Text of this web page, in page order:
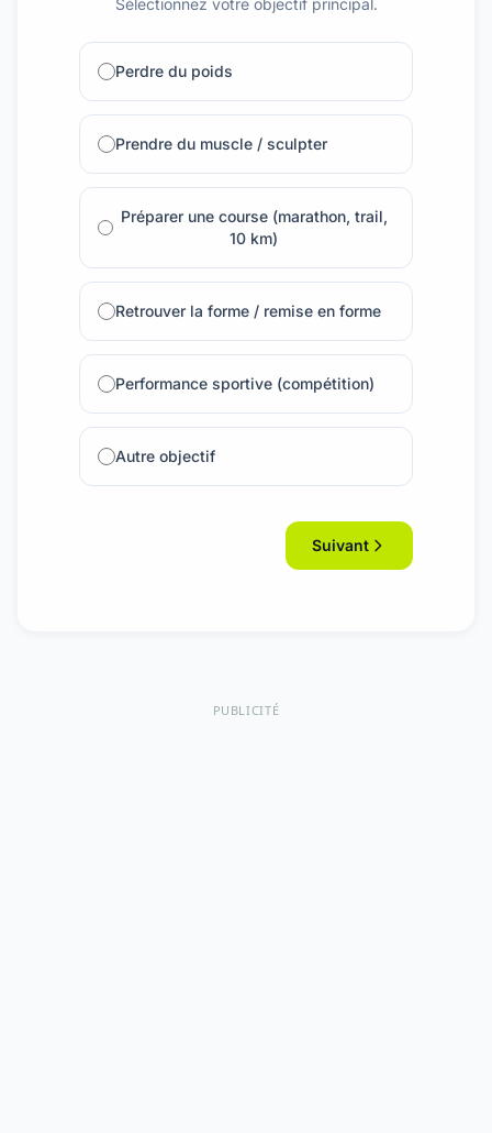
Sélectionnez votre objectif principal.
Perdre du poids
Prendre du muscle / sculpter
Préparer une course (marathon, trail,
10 km)
Retrouver la forme / remise en forme
Performance sportive (compétition)
Autre objectif
Suivant
PUBLICITÉ